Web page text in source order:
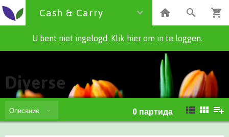
Cash & Carry
U bent niet ingelogd. Klik hier om in te loggen.
Diverse
Описание 0 партида